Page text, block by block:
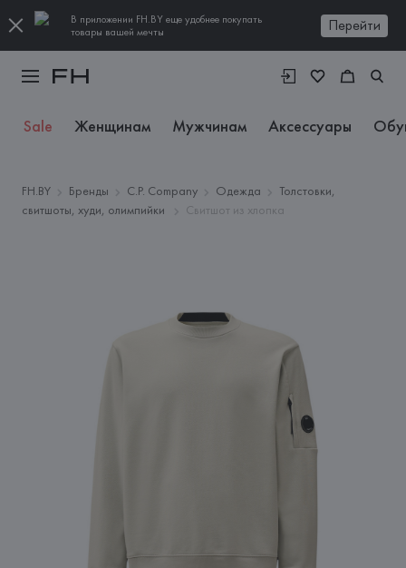
В приложении FH.BY еще удобнее покупать
товары вашей мечты
Перейти
Sale Женщинам Мужчинам Аксессуары
FH.BY Бренды C.P. Company Одежда
Толстовки,
свитшоты, худи, олимпийки
Свитшот из хлопка